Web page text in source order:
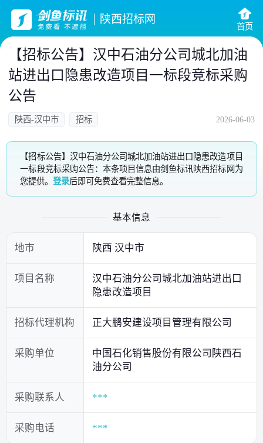
陕西招标网
首页
【招标公告】汉中石油分公司城北加油
站进出口隐患改造项目一标段竞标采购
公告
陕西-汉中市 招标 2026-06-03
【招标公告】汉中石油分公司城北加油站进出口隐患改造项目
一标段竞标采购公告：本条项目信息由剑鱼标讯陕西招标网为
您提供。登录后即可免费查看完整信息。
基本信息
地市 陕西 汉中市
项目名称
汉中石油分公司城北加油站进出口
隐患改造项目
招标代理机构 正大鹏安建设项目管理有限公司
采购单位
中国石化销售股份有限公司陕西石
油分公司
采购联系人 ***
采购电话 ***